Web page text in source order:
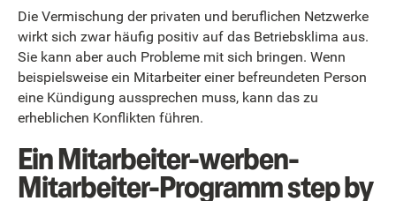
Die Vermischung der privaten und beruflichen Netzwerke
wirkt sich zwar häufig positiv auf das Betriebsklima aus.
Sie kann aber auch Probleme mit sich bringen. Wenn
beispielsweise ein Mitarbeiter einer befreundeten Person
eine Kündigung aussprechen muss, kann das zu
erheblichen Konflikten führen.
Ein Mitarbeiter-werben-
Mitarbeiter-Programm step by